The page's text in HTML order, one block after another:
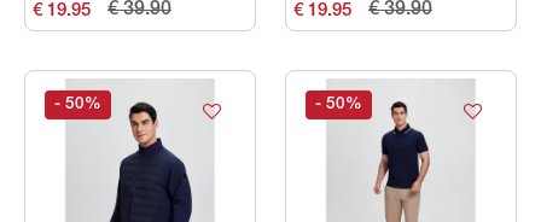
€ 19.95 € 39.90 € 19.95 € 39.90
- 50% - 50%